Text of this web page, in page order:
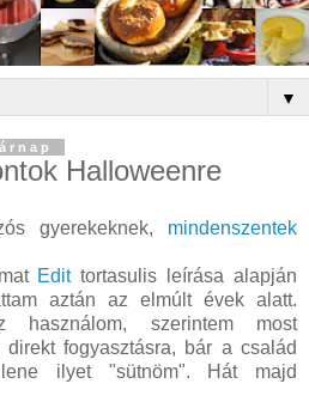
▼
Halloweenre
gyerekeknek, mindenszentek
Edittortasulis leírása alapján
aztán az elmúlt évek alatt.
használom, szerintem most
direkt fogyasztásra, bár a család
ilyet "sütnöm". Hát majd